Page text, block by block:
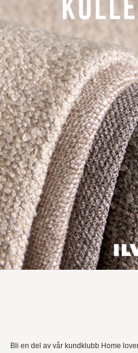
Bli en del av vår kundklubb Home